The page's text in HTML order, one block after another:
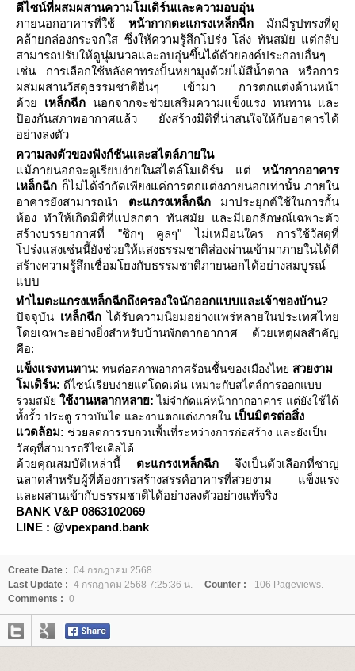
ดีไซน์ที่ผสมผสานความโมเดิร์นและความอบอุ่น
ภายนอกอาคารที่ใช้ หน้ากากตะแกรงเหล็กฉีกมักมีรูปทรงที่ดู
คล้ายกล่องกระจกใส ซึ่งให้ความรู้สึกโปร่ง โล่ง ทันสมัย แต่กลับ
สามารถปรับให้ดูนุ่มนวลและอบอุ่นขึ้นได้ด้วยองค์ประกอบอื่นๆ
เช่น การเลือกใช้หลังคาทรงปั้นหยามุงด้วยไม้สีน้ำตาล หรือการ
ผสมผสานวัสดุธรรมชาติอื่นๆ เข้ามา การตกแต่งด้านหน้า
ด้ว เหล็กฉีก นอกจากจะช่วยเสริมความแข็งแรง ทนทาน และ
ป้องกันสภาพอากาศแล้ว ยังสร้างมิติที่น่าสนใจให้กับอาคารได้
อย่างลงตัว
ความลงตัวของฟังก์ชันและสไตล์ภายใน
ม้ภายนอกจะดูเรียบง่ายในสไตล์โมเดิร์น แต่ หน้ากากอาคาร
เหล็กฉีก ก็ไม่ได้จำกัดเพียงแค่การตกแต่งภายนอกเท่านั้น ภายใน
อาคารยังสามารถนำ ตะแกรงเหล็กฉีกมาประยุกต์ใช้ในการกั้น
ห้อง ทำให้เกิดมิติที่แปลกตา ทันสมัย และมีเอกลักษณ์เฉพาะตัว
สร้างบรรยากาศที่ "ชิกๆ คูลๆ" ไม่เหมือนใคร การใช้วัสดุที่
ปร่งแสงเช่นนี้ยังช่วยให้แสงธรรมชาติส่องผ่านเข้ามาภายในได้ดี
สร้างความรู้สึกเชื่อมโยงกับธรรมชาติภายนอกได้อย่างสมบูรณ์
บบ
ทำไมตะแกรงเหล็กฉีกถึงครองใจนักออกแบบและเจ้าของบ้าน?
ปัจจุบัน เหล็กฉีกได้รับความนิยมอย่างแพร่หลายในประเทศไท
ดยเฉพาะอย่างยิ่งสำหรับบ้านพักตากอากาศ ด้วยเหตุผลสำคัญ
คือ:
ข็งแรงทนทาน: ทนต่อสภาพอากาศร้อนชื้นของเมืองไท สวยงาม
มเดิร์น: ดีไซน์เรียบง่ายแต่โดดเด่น เหมาะกับสไตล์การออกแบบ
ร่วมสมั ช้งานหลากหลาย: ไม่จำกัดแค่หน้ากากอาคาร แต่ยังใช้ได้
ทั้งรั้ว ประตู ราวบันได และงานตกแต่งภายใน เป็นมิตรต่อสิ่ง
วดล้อม: ช่วยลดการรบกวนพื้นที่ระหว่างการก่อสร้าง และยังเป็น
วัสดุที่สามารถรีไซเคิลได้
ด้วยคุณสมบัติเหล่านี้ ตะแกรงเหล็กฉีก จึงเป็นตัวเลือกที่ชาญ
ฉลาดสำหรับผู้ที่ต้องการสร้างสรรค์อาคารที่สวยงาม แข็งแรง
ละผสานเข้ากับธรรมชาติได้อย่างลงตัวอย่างแท้จริง
BANK V&P 0863102069
LINE : @vpexpand.bank
Create Date : 04 กรกฎาคม 2568
Last Update : 4 กรกฎาคม 2568 7:25:36 น. Counter :
106 Pageviews.
Comments : 0